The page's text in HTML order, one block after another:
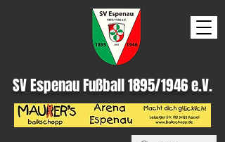
SV Espenau Fußball 1895/1946 e.V.